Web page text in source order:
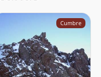
Cumbre